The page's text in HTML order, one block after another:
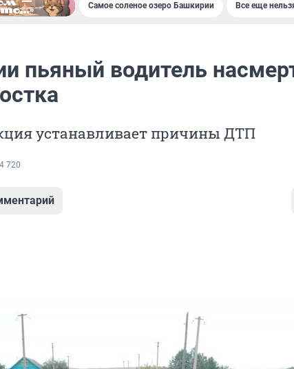
Самое соленое озеро Башкирии Все еще
пьяный водитель
устанавливает причины ДТП
4 720